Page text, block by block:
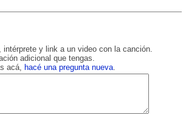
y link a un video con la canción.
adicional que tengas.
acá, hacé una pregunta nueva.